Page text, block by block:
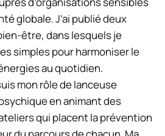
globale. J’ai publié deux
être, dans lesquels je
simples pour harmoniser le
au quotidien.
mon rôle de lanceuse
en animant des
qui placent la prévention